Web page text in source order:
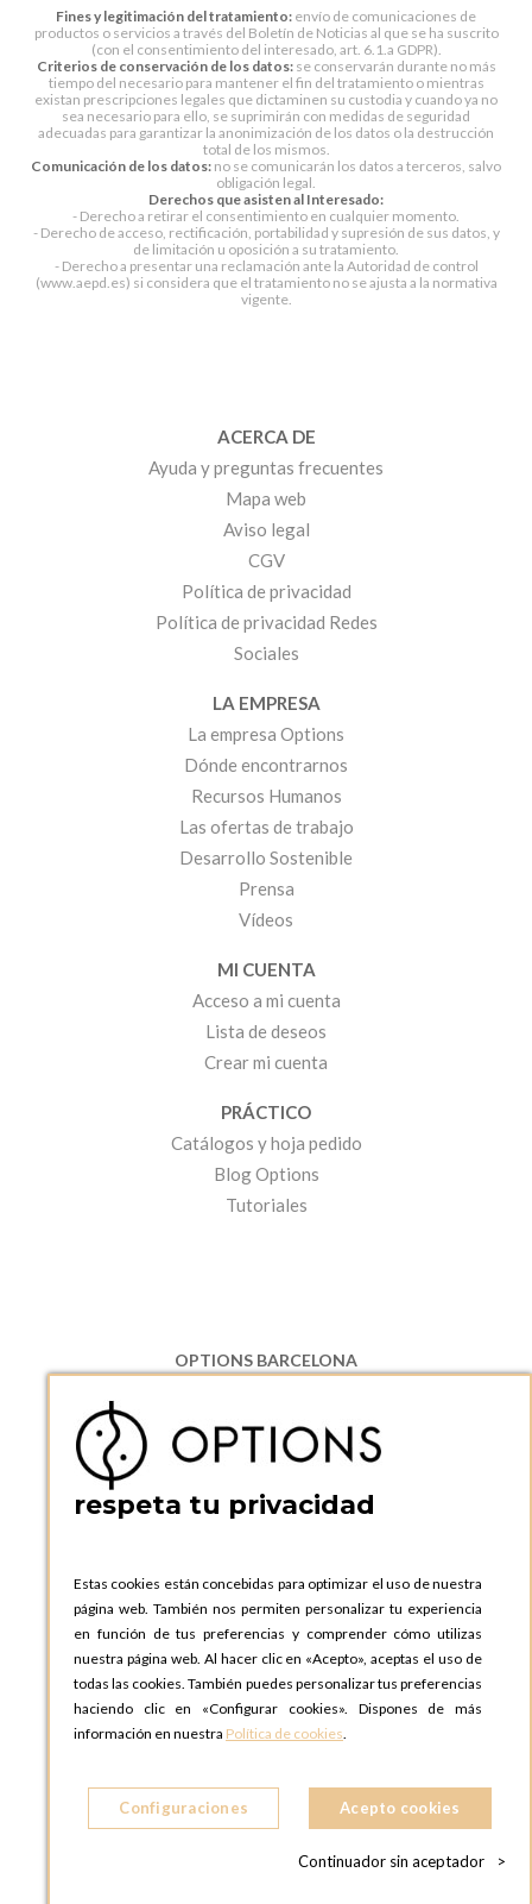
Fines y legitimación del tratamiento: envío de comunicaciones de
productos o servicios a través del Boletín de Noticias al que se ha suscrito
(con el consentimiento del interesado, art. 6.1.a GDPR).
Criterios de conservación de los datos:se conservarán durante no más
tiempo del necesario para mantener el fin del tratamiento o mientras
existan prescripciones legales que dictaminen su custodia y cuando ya no
sea necesario para ello, se suprimirán con medidas de seguridad
adecuadas para garantizar la anonimización de los datos o la destrucción
total de los mismos.
Comunicación de los datos: no se comunicarán los datos a terceros, salvo
obligación legal.
Derechos que asisten al Interesado:
- Derecho a retirar el consentimiento en cualquier momento.
- Derecho de acceso, rectificación, portabilidad y supresión de sus datos, y
de limitación u oposición a su tratamiento.
- Derecho a presentar una reclamación ante la Autoridad de control
(www.aepd.es) si considera que el tratamiento no se ajusta a la normativa
vigente.
ACERCA DE
Ayuda y preguntas frecuentes
Mapa web
Aviso legal
CGV
Política de privacidad
Política de privacidad Redes
Sociales
LA EMPRESA
La empresa Options
Dónde encontrarnos
Recursos Humanos
Las ofertas de trabajo
Desarrollo Sostenible
Prensa
Vídeos
MI CUENTA
Acceso a mi cuenta
Lista de deseos
Crear mi cuenta
PRÁCTICO
Catálogos y hoja pedido
Blog Options
Tutoriales
OPTIONS BARCELONA
08130 Santa Perpetua de Moguda, Barcelona
ESPAñA
Teléfono:
+34 935 724 041
OPTIONS BARCELONA SHOWROOM
ESPAñA
Teléfono:+34 935 724 041
OPTIONS MADRID
C. Lucio Emilio Cándido, 6,
28803 Alcalá de Henares, Madrid
ESPAñA
OPTIONS MADRID SHOWROOM
28004 MADRID
respeta tu privacidad
Estas cookies están concebidas para optimizar el uso de nuestra
página web. También nos permiten personalizar tu experiencia
en función de tus preferencias y comprender cómo utilizas
nuestra página web. Al hacer clic en «Acepto», aceptas el uso de
todas las cookies. También puedes personalizar tus preferencias
haciendo clic en «Configurar cookies». Dispones de más
información en nuestra Política de cookies.
Configuraciones Acepto cookies
Continuador sin aceptador >